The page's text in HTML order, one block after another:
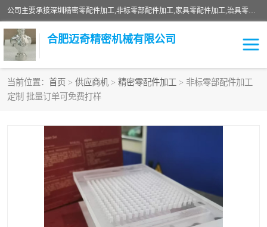
公司主要承接深圳精密零配件加工,非标零部配件加工,家具零配件加工,治具零配件加工,安徽精密零配件加工等各种各种精密机械加工，欢迎来来电咨询！
合肥迈奇精密机械有限公司
当前位置： 首页 > 供应商机 > 精密零配件加工 > 非标零部配件加工
定制 批量订单可免费打样
铣床加工
家具零配件加工 数控精密机加工
零部件机加工 机床零件加工
数控机床加工